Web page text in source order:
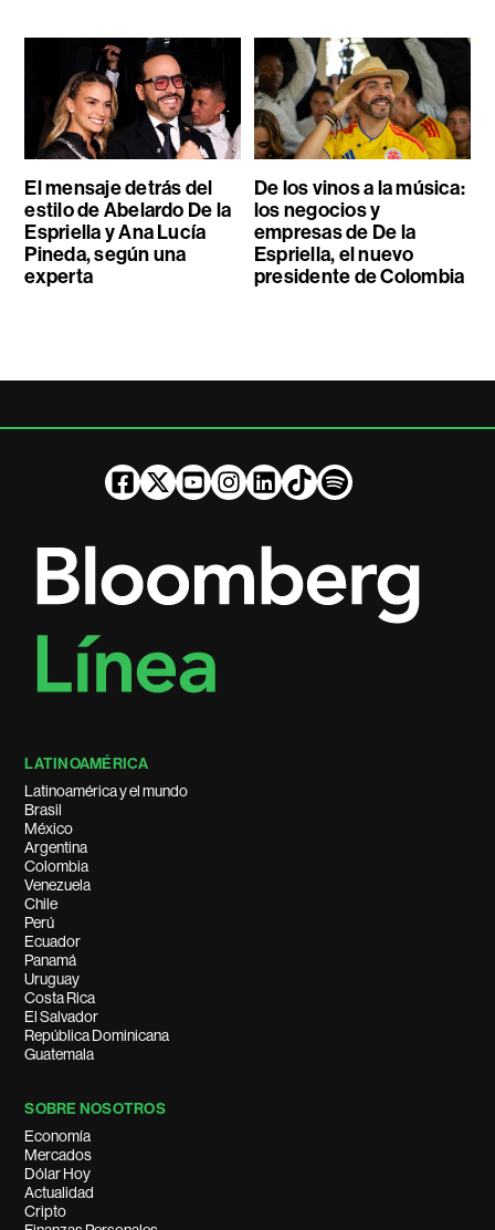
El mensaje detrás del
estilo de Abelardo De la
Espriella y Ana Lucía
Pineda, según una
experta
De los vinos a la música:
los negocios y
empresas de De la
Espriella, el nuevo
presidente de Colombia
LATINOAMÉRICA
Latinoamérica y el mundo
Brasil
México
Argentina
Colombia
Venezuela
Chile
Perú
Ecuador
Panamá
Uruguay
Costa Rica
El Salvador
República Dominicana
Guatemala
SOBRE NOSOTROS
Economía
Mercados
Dólar Hoy
Actualidad
Cripto